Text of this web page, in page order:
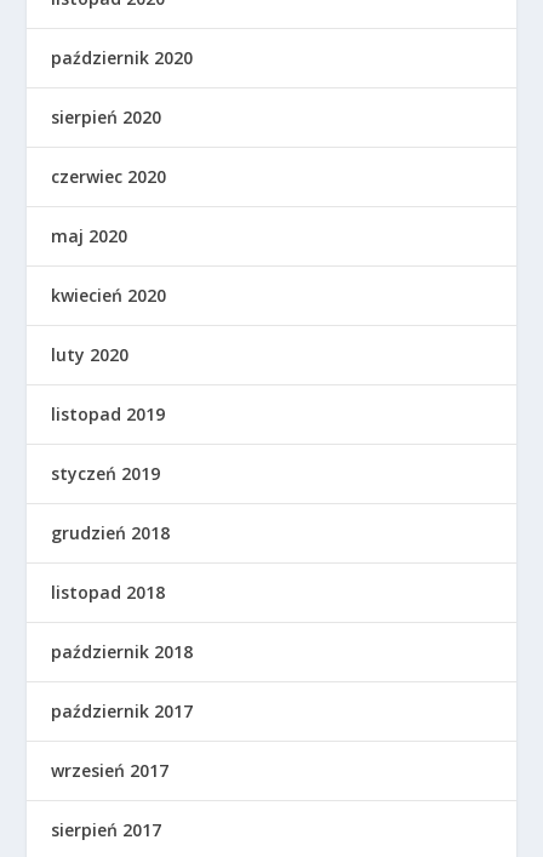
październik 2020
sierpień 2020
czerwiec 2020
maj 2020
kwiecień 2020
luty 2020
listopad 2019
styczeń 2019
grudzień 2018
listopad 2018
październik 2018
październik 2017
wrzesień 2017
sierpień 2017